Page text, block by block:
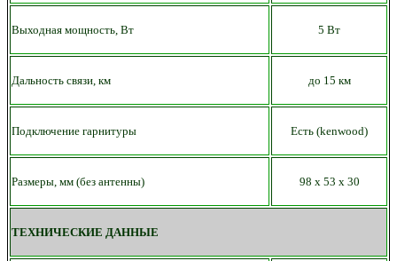
Выходная мощность, Вт 5 Вт
Дальность связи, км до 15 км
Подключение гарнитуры Есть (kenwood)
Размеры, мм (без антенны) 98 х 53 х 30
ТЕХНИЧЕСКИЕ ДАННЫЕ